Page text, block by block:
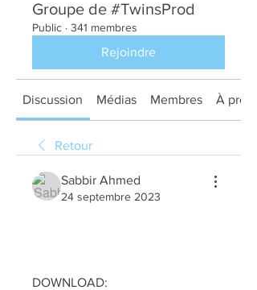
Groupe de #TwinsProd
Public · 341 membres
Rejoindre
Discussion Médias Membres À
Retour
Sabbir Ahmed
24 septembre 2023
DOWNLOAD: